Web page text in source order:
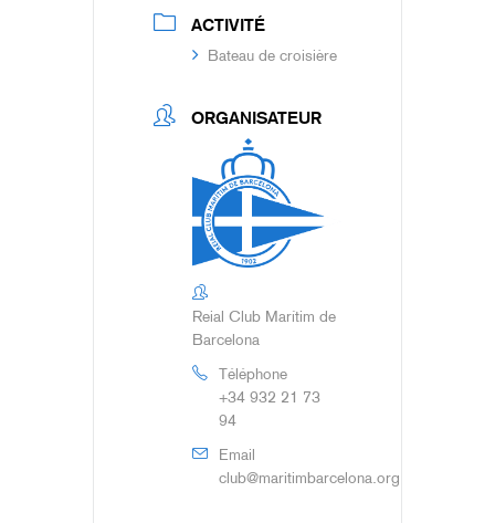
ACTIVITÉ
Bateau de croisière
ORGANISATEUR
Reial Club Marítim de
Barcelona
Téléphone
+34 932 21 73
94
Email
club@maritimbarcelona.org